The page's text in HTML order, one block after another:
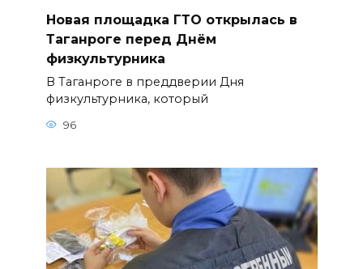
Новая площадка ГТО открылась в
Таганроге перед Днём
физкультурника
В Таганроге в преддверии Дня
физкультурника, который
96